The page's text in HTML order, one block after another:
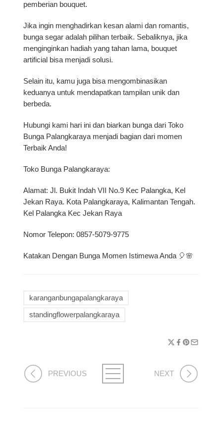
pemberian bouquet.
Jika ingin menghadirkan kesan alami dan romantis,
bunga segar adalah pilihan terbaik. Sebaliknya, jika
menginginkan hadiah yang tahan lama, bouquet
artificial bisa menjadi solusi.
Selain itu, kamu juga bisa mengombinasikan
keduanya untuk mendapatkan tampilan unik dan
berbeda.
Hubungi kami hari ini dan biarkan bunga dari Toko
Bunga Palangkaraya menjadi bagian dari momen
Terbaik Anda!
Toko Bunga Palangkaraya:
Alamat: Jl. Bukit Indah VII No.9 Kec Palangka, Kel
Jekan Raya. Kota Palangkaraya, Kalimantan Tengah.
Kel Palangka Kec Jekan Raya
Nomor Telepon: 0857-5079-9775
Katakan Dengan Bunga Momen Istimewa Anda 🎈🌸
karanganbungapalangkaraya
standingflowerpalangkaraya
PREVIOUS NEXT